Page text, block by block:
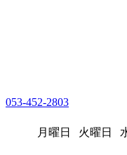
053-452-2803
月曜日 火曜日